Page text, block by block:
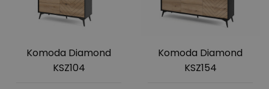
Komoda Diamond
KSZ104
Komoda Diamond
KSZ154